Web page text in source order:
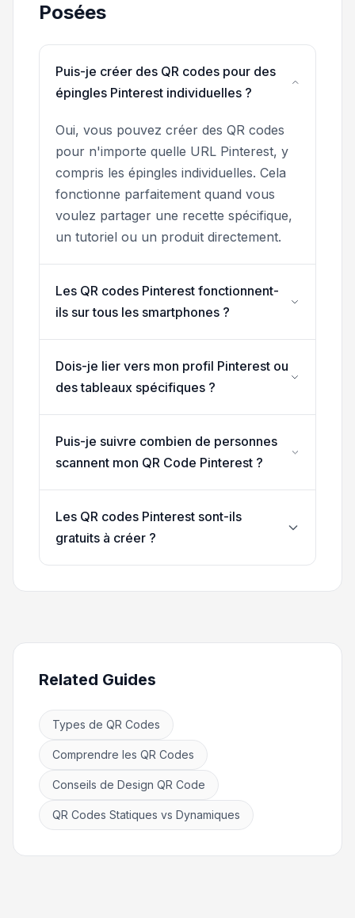
Posées
Puis-je créer des QR codes pour des
épingles Pinterest individuelles ?
Oui, vous pouvez créer des QR codes
pour n'importe quelle URL Pinterest, y
compris les épingles individuelles. Cela
fonctionne parfaitement quand vous
voulez partager une recette spécifique,
un tutoriel ou un produit directement.
Les QR codes Pinterest fonctionnent-
ils sur tous les smartphones ?
Dois-je lier vers mon profil Pinterest ou
des tableaux spécifiques ?
Puis-je suivre combien de personnes
scannent mon QR Code Pinterest ?
Les QR codes Pinterest sont-ils
gratuits à créer ?
Related Guides
Types de QR Codes
Comprendre les QR Codes
Conseils de Design QR Code
QR Codes Statiques vs Dynamiques